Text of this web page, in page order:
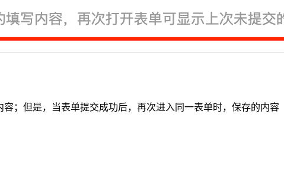
；但是，当表单提交成功后，再次进入同一表单时，保存的内容